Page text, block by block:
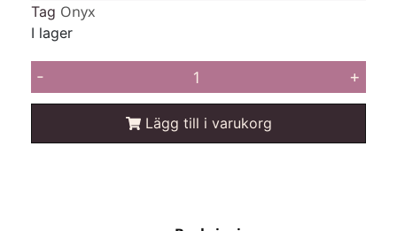
Tag Onyx
I lager
- +
Lägg till i varukorg